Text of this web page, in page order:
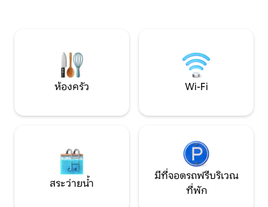
ห้องครัว Wi-Fi
สระว่ายน้ำ
มีที่จอดรถฟรีบริเวณ
ที่พัก